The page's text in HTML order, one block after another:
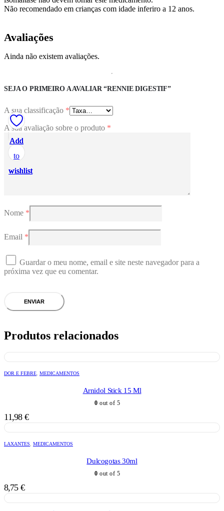
Não recomendado em crianças com idade inferiro a 12 anos.
Avaliações
Ainda não existem avaliações.
SEJA O PRIMEIRO A AVALIAR “RENNIE DIGESTIF”
A sua classificação *
A sua avaliação sobre o produto *
Nome *
Email *
Guardar o meu nome, email e site neste navegador para a
próxima vez que eu comentar.
Produtos relacionados
Add
to
wishlist
DOR E FEBRE, MEDICAMENTOS
Arnidol Stick 15 Ml
0 out of 5
11,98 €
Add
to
wishlist
LAXANTES, MEDICAMENTOS
Dulcogotas 30ml
0 out of 5
8,75 €
Add
to
wishlist
Add
to
wishlist
Add
to
wishlist